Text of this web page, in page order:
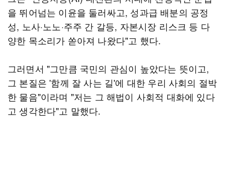
을 뛰어넘는 이윤을 둘러싸고, 성과급 배분의 공정
성, 노사·노노·주주 간 갈등, 자본시장 리스크 등 다
양한 목소리가 쏟아져 나왔다"고 했다.
그러면서 "그만큼 국민의 관심이 높았다는 뜻이고,
그 본질은 '함께 잘 사는 길'에 대한 우리 사회의 절박
한 물음"이라며 "저는 그 해법이 사회적 대화에 있다
고 생각한다"고 말했다.